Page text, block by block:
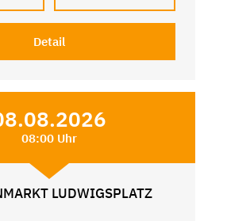
Detail
08:00 Uhr
LUDWIGSPLATZ